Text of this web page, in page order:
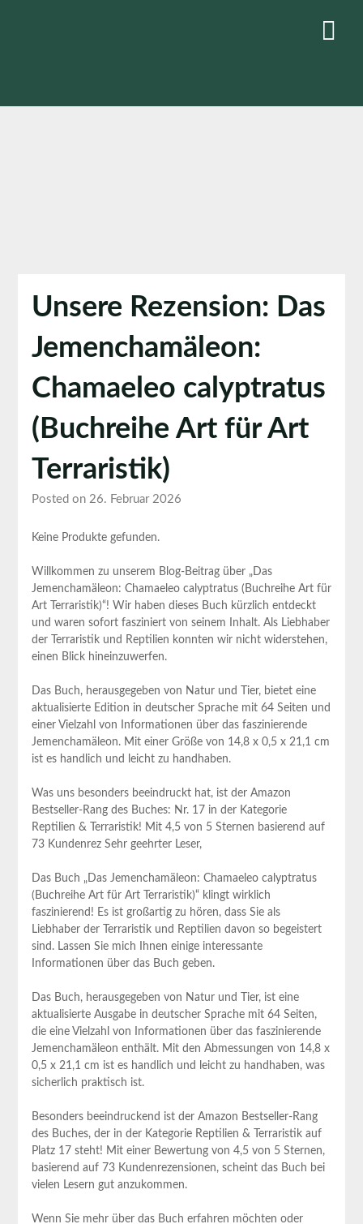
Unsere Rezension: Das
Jemenchamäleon:
Chamaeleo calyptratus
(Buchreihe Art für Art
Terraristik)
Posted on 26. Februar 2026
Keine Produkte gefunden.
Willkommen zu unserem Blog-Beitrag über „Das
Jemenchamäleon: Chamaeleo calyptratus (Buchreihe Art für
Art Terraristik)“! Wir haben dieses Buch kürzlich entdeckt
und waren sofort fasziniert von seinem Inhalt. Als Liebhaber
der Terraristik und Reptilien konnten wir nicht widerstehen,
einen Blick hineinzuwerfen.
Das Buch, herausgegeben von Natur und Tier, bietet eine
aktualisierte Edition in deutscher Sprache mit 64 Seiten und
einer Vielzahl von Informationen über das faszinierende
Jemenchamäleon. Mit einer Größe von 14,8 x 0,5 x 21,1 cm
ist es handlich und leicht zu handhaben.
Was uns besonders beeindruckt hat, ist der Amazon
Bestseller-Rang des Buches: Nr. 17 in der Kategorie
Reptilien & Terraristik! Mit 4,5 von 5 Sternen basierend auf
73 Kundenrez Sehr geehrter Leser,
Das Buch „Das Jemenchamäleon: Chamaeleo calyptratus
(Buchreihe Art für Art Terraristik)“ klingt wirklich
faszinierend! Es ist großartig zu hören, dass Sie als
Liebhaber der Terraristik und Reptilien davon so begeistert
sind. Lassen Sie mich Ihnen einige interessante
Informationen über das Buch geben.
Das Buch, herausgegeben von Natur und Tier, ist eine
aktualisierte Ausgabe in deutscher Sprache mit 64 Seiten,
die eine Vielzahl von Informationen über das faszinierende
Jemenchamäleon enthält. Mit den Abmessungen von 14,8 x
0,5 x 21,1 cm ist es handlich und leicht zu handhaben, was
sicherlich praktisch ist.
Besonders beeindruckend ist der Amazon Bestseller-Rang
des Buches, der in der Kategorie Reptilien & Terraristik auf
Platz 17 steht! Mit einer Bewertung von 4,5 von 5 Sternen,
basierend auf 73 Kundenrezensionen, scheint das Buch bei
vielen Lesern gut anzukommen.
Wenn Sie mehr über das Buch erfahren möchten oder